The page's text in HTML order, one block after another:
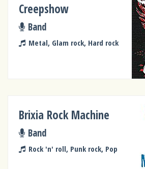
Creepshow
Band
Metal, Glam rock, Hard rock
Brixia Rock Machine
Band
Rock 'n' roll, Punk rock, Pop